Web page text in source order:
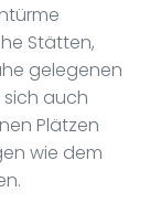
Stätten,
gelegenen
auch
Plätzen
wie dem